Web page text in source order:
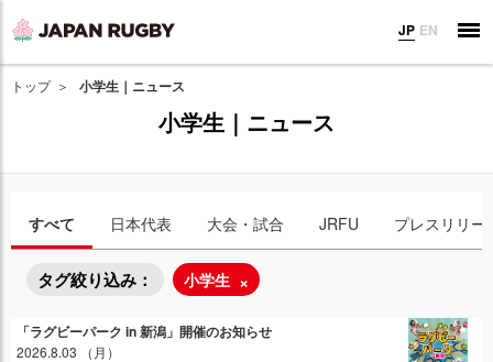
JP EN
トップ 小学生｜ニュース
小学生｜ニュース
すべて 日本代表 大会・試合 JRFU プレスリリー
タグ絞り込み： 小学生
「ラグビーパーク in 新潟」開催のお知らせ
2026.8.03 （月）